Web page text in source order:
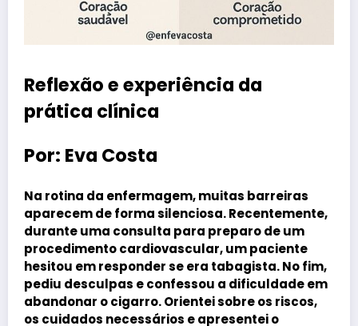
Reflexão e experiência da
prática clínica
Por: Eva Costa
Na rotina da enfermagem, muitas barreiras
aparecem de forma silenciosa. Recentemente,
durante uma consulta para preparo de um
procedimento cardiovascular, um paciente
hesitou em responder se era tabagista. No fim,
pediu desculpas e confessou a dificuldade em
abandonar o cigarro. Orientei sobre os riscos,
os cuidados necessários e apresentei o